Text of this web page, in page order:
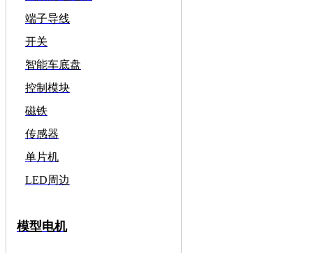
端子导线
开关
智能车底盘
控制模块
磁铁
传感器
单片机
LED周边
模型电机